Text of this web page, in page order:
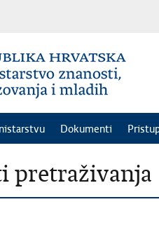
Dokumenti
pretraživanja